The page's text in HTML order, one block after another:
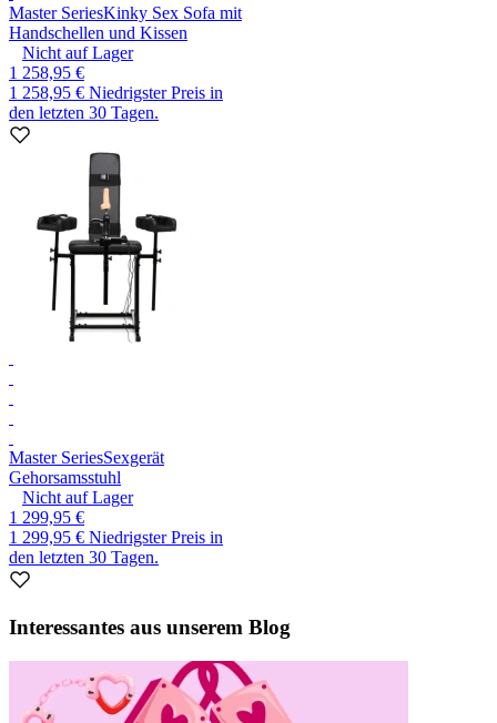
Master SeriesKinky Sex Sofa mit
Handschellen und Kissen
Nicht auf Lager
1 258,95 €
1 258,95 € Niedrigster Preis in
den letzten 30 Tagen.
Master SeriesSexgerät
Gehorsamsstuhl
Nicht auf Lager
1 299,95 €
1 299,95 € Niedrigster Preis in
den letzten 30 Tagen.
Interessantes aus unserem Blog